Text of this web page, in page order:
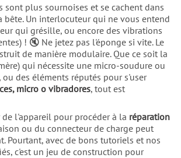
sont plus sournoises et se cachent dans
bête. Un interlocuteur qui ne vous entend
qui grésille, ou encore des vibrations
! 🔇 Ne jetez pas l'éponge si vite. Le
de manière modulaire. Que ce soit la
qui nécessite une micro-soudure ou
des éléments réputés pour s'user
micro o vibradores, tout est
l'appareil pour procéder à la réparation
ou du connecteur de charge peut
Pourtant, avec de bons tutoriels et nos
c'est un jeu de construction pour